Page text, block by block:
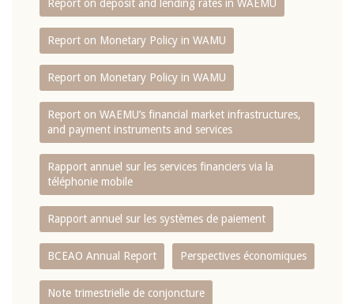
Report on deposit and lending rates in WAEMU
Report on Monetary Policy in WAMU
Report on Monetary Policy in WAMU
Report on WAEMU’s financial market infrastructures,
and payment instruments and services
Rapport annuel sur les services financiers via la
téléphonie mobile
Rapport annuel sur les systèmes de paiement
BCEAO Annual Report Perspectives économiques
Note trimestrielle de conjoncture